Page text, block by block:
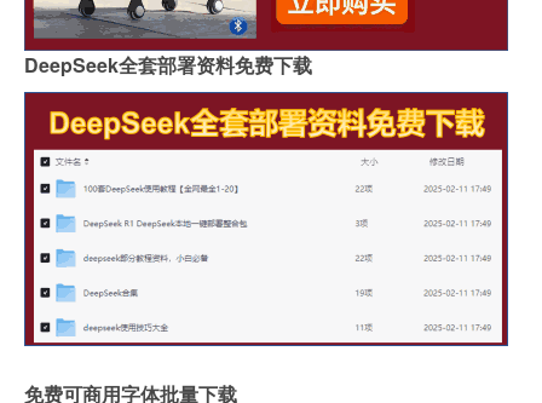
DeepSeek全套部署资料免费下载
免费可商用字体批量下载